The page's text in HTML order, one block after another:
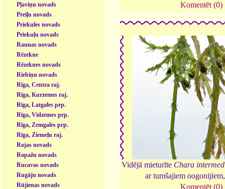
Pļaviņu novads
Preiļu novads
Priekules novads
Priekuļu novads
Raunas novads
Rēzekne
Rēzeknes novads
Riebiņu novads
Rīga, Centra raj.
Rīga, Kurzemes raj.
Rīga, Latgales prp.
Rīga, Vidzemes prp.
Rīga, Zemgales prp.
Rīga, Ziemeļu raj.
Rojas novads
Ropažu novads
Rucavas novads
Rugāju novads
Rūjienas novads
Komentēt (0)
Vidējā mieturīte Chara
ar tumšajiem
Komentēt (0)